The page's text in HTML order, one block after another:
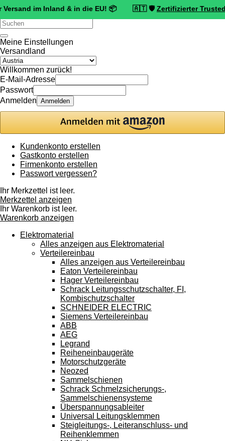
im Inland & in die EU! 📦 🇦🇹 🛡️ Zertifizierter Trusted Shops
Verwende
die
oben
und
unten,
um
das
Ergebnis
auszuwählen.
Eingabetaste,
zum
ausgewählten
können
Touch-
und
Streichgesten
verwenden.
Meine Einstellungen
Versandland
Willkommen zurück!
E-Mail-Adresse
Passwort
Anmelden Anmelden
Kundenkonto erstellen
Gastkonto erstellen
Firmenkonto erstellen
Passwort vergessen?
Ihr Merkzettel ist leer.
Merkzettel anzeigen
Ihr Warenkorb ist leer.
Warenkorb anzeigen
Elektromaterial
Alles anzeigen aus Elektromaterial
Verteilereinbau
Alles anzeigen aus Verteilereinbau
Eaton Verteilereinbau
Hager Verteilereinbau
Schrack Leitungsschutzschalter, FI,
Kombischutzschalter
SCHNEIDER ELECTRIC
Siemens Verteilereinbau
ABB
AEG
Legrand
Reiheneinbaugeräte
Motorschutzgeräte
Neozed
Sammelschienen
Schrack Schmelzsicherungs-,
Sammelschienensysteme
Überspannungsableiter
Universal Leitungsklemmen
Steigleitungs-, Leiteranschluss- und
Reihenklemmen